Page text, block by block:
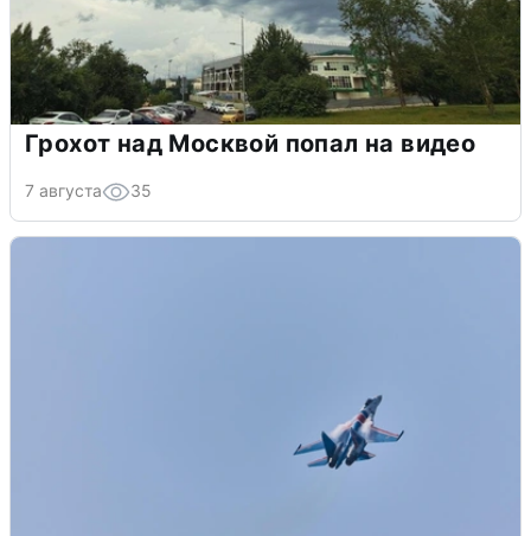
Грохот над Москвой попал на видео
7 августа 35